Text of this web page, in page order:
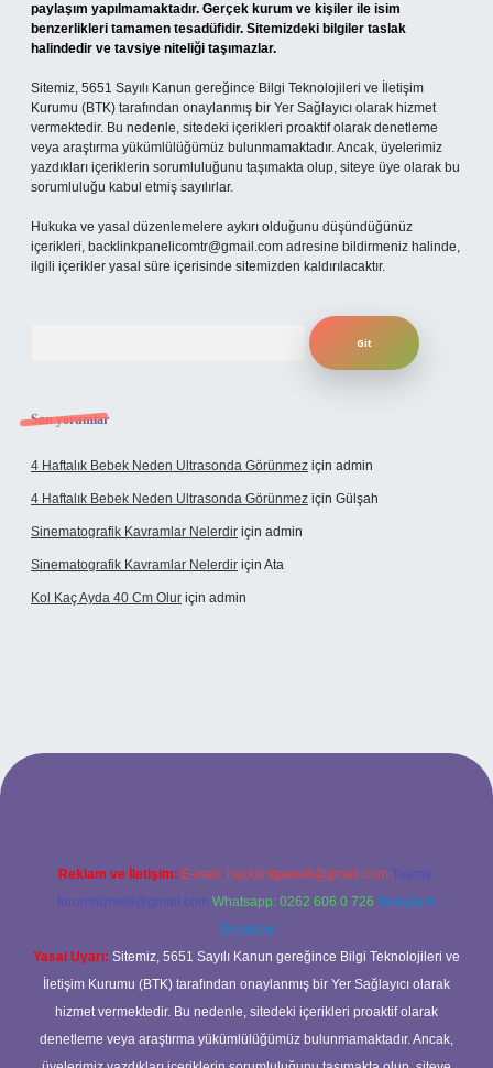
paylaşım yapılmamaktadır. Gerçek kurum ve kişiler ile isim
benzerlikleri tamamen tesadüfidir. Sitemizdeki bilgiler taslak
halindedir ve tavsiye niteliği taşımazlar.
Sitemiz, 5651 Sayılı Kanun gereğince Bilgi Teknolojileri ve İletişim
Kurumu (BTK) tarafından onaylanmış bir Yer Sağlayıcı olarak hizmet
vermektedir. Bu nedenle, sitedeki içerikleri proaktif olarak denetleme
veya araştırma yükümlülüğümüz bulunmamaktadır. Ancak, üyelerimiz
yazdıkları içeriklerin sorumluluğunu taşımakta olup, siteye üye olarak bu
sorumluluğu kabul etmiş sayılırlar.
Hukuka ve yasal düzenlemelere aykırı olduğunu düşündüğünüz
içerikleri, backlinkpanelicomtr@gmail.com adresine bildirmeniz halinde,
ilgili içerikler yasal süre içerisinde sitemizden kaldırılacaktır.
Son yorumlar
4 Haftalık Bebek Neden Ultrasonda Görünmez için admin
4 Haftalık Bebek Neden Ultrasonda Görünmez için Gülşah
Sinematografik Kavramlar Nelerdir için admin
Sinematografik Kavramlar Nelerdir için Ata
Kol Kaç Ayda 40 Cm Olur için admin
Reklam ve İletişim: E-mail: backlinkpaneli@gmail.com Teams:
forumhizmeti@gmail.com Whatsapp: 0262 606 0 726 Telegram:
@karabul
Yasal Uyarı: Sitemiz, 5651 Sayılı Kanun gereğince Bilgi Teknolojileri ve
İletişim Kurumu (BTK) tarafından onaylanmış bir Yer Sağlayıcı olarak
hizmet vermektedir. Bu nedenle, sitedeki içerikleri proaktif olarak
denetleme veya araştırma yükümlülüğümüz bulunmamaktadır. Ancak,